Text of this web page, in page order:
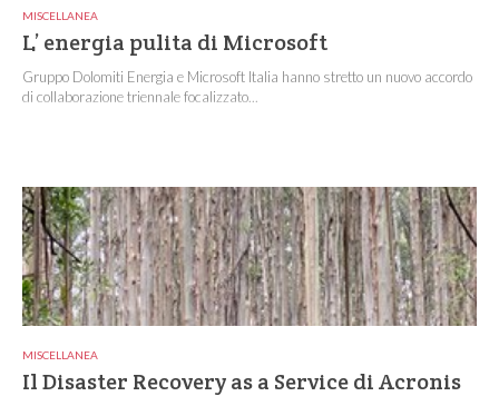
MISCELLANEA
L’ energia pulita di Microsoft
Gruppo Dolomiti Energia e Microsoft Italia hanno stretto un nuovo accordo
di collaborazione triennale focalizzato...
MISCELLANEA
Il Disaster Recovery as a Service di Acronis